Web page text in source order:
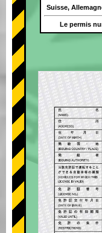
Suisse,
Le permis